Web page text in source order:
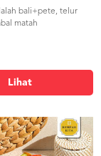
bali+pete, telur
matah
Lihat